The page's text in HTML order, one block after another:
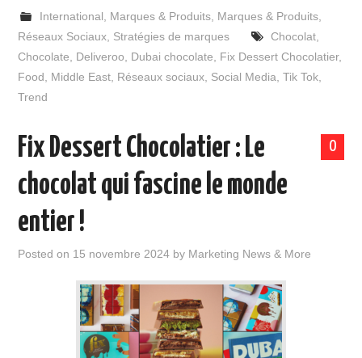
International Marques & Produits, Marques & Produits,
Réseaux Sociaux Stratégies de marques Chocolat,
Chocolate
Deliveroo Dubai chocolate Fix Dessert Chocolatier,
Food
Middle East Réseaux sociaux Social Media ,Tik Tok
Trend
0
Fix Dessert Chocolatier : Le
chocolat qui fascine le monde
entier !
Posted on 15 novembre 2024 by Marketing News & More